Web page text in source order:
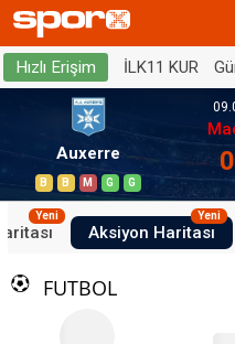
Hızlı Erişim İLK11 KUR
Auxerre
B B M G G
Yeni
Aksiyon Haritası
Yeni
FUTBOL